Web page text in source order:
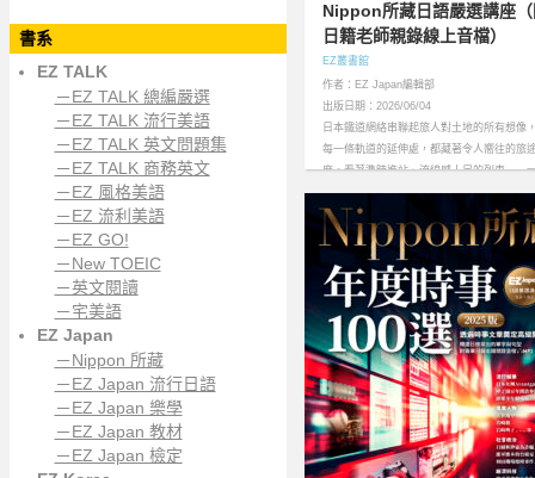
書系
EZ TALK
－EZ TALK 總編嚴選
－EZ TALK 流行美語
－EZ TALK 英文問題集
－EZ TALK 商務英文
－EZ 風格美語
－EZ 流利美語
－EZ GO!
－New TOEIC
－英文閱讀
－宅美語
EZ Japan
－Nippon 所藏
－EZ Japan 流行日語
－EZ Japan 樂學
－EZ Japan 教材
－EZ Japan 檢定
Nippon所藏日語嚴選講座（
日籍老師親錄線上音檔）
EZ叢書館
作者：EZ Japan編輯部
出版日期：2026/06/04
日本鐵道網絡串聯起旅人對土地的所有想像
每一條軌道的延伸處，都藏著令人嚮往的旅
度。看著準時進站、流線感十足的列車